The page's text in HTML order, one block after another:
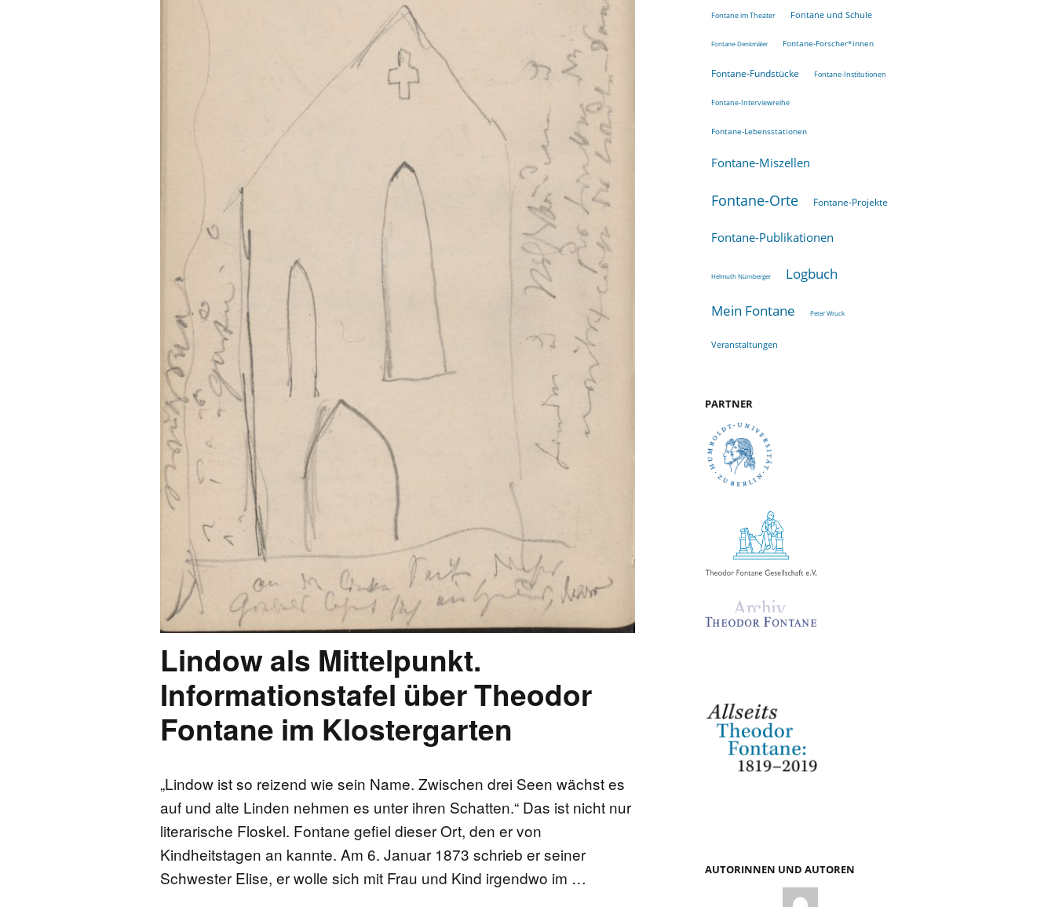
LEBENSSTATIONEN
FONTANE-ORTE
Lindow als Mittelpunkt.
Informationstafel über Theodor
Fontane im Klostergarten
„Lindow ist so reizend wie sein Name. Zwischen drei Seen wächst es
auf und alte Linden nehmen es unter ihren Schatten.“ Das ist nicht nur
literarische Floskel. Fontane gefiel dieser Ort, den er von
Kindheitstagen an kannte. Am 6. Januar 1873 schrieb er seiner
Schwester Elise, er wolle sich mit Frau und Kind irgendwo im …
Fontane im Theater Fontane und Schule
Fontane-Denkmäler Fontane-Forscher*innen
Fontane-Fundstücke Fontane-Institutionen
Fontane-Interviewreihe
Fontane-Lebensstationen
Fontane-Miszellen
Fontane-Orte Fontane-Projekte
Fontane-Publikationen
Helmuth Nürnberger Logbuch
Mein Fontane Peter Wruck
Veranstaltungen
PARTNER
AUTORINNEN UND AUTOREN